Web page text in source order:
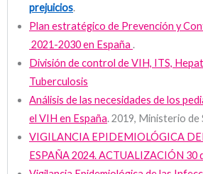
prejuicios.
Plan estratégico de Prevención y
2021-2030 en España .
División de control de VIH, ITS,
Tuberculosis
Análisis de las necesidades de los
el VIH en España. 2019, Ministerio de
VIGILANCIA EPIDEMIOLÓGICA
ESPAÑA 2024. ACTUALIZACIÓN 30